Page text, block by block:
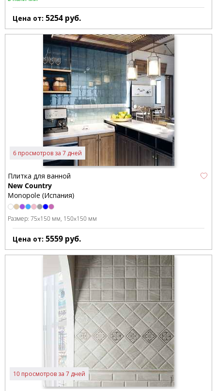
Цена от: 5254 руб.
6 просмотров за 7 дней
Плитка для ванной
New Country
Monopole (Испания)
Размер: 75x150 мм 150x150 мм
Цена от: 5559 руб.
10 просмотров за 7 дней